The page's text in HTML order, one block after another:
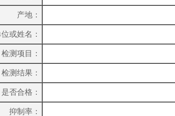
产地：
或姓名：
检测项目：
检测结果：
是否合格：
抑制率：